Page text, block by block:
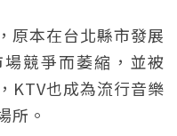
原本在台北縣市發展
競爭而萎縮，並被
KTV也成為流行音樂
所。